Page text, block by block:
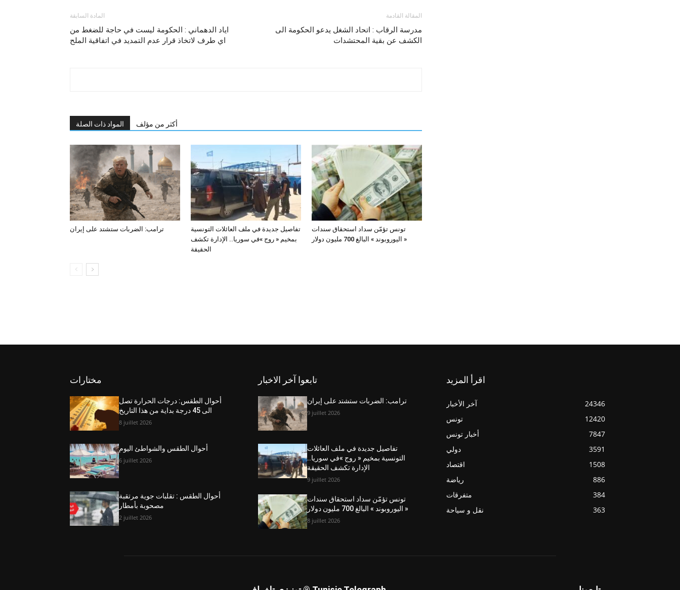
المادة السابقة
اياد الدهماني : الحكومة ليست في حاجة للضغط من
اي طرف لاتخاذ قرار عدم التمديد في اتفاقية الملح
المقالة القادمة
مدرسة الرقاب : اتحاد الشغل يدعو الحكومة الى
الكشف عن بقية المحتشدات
المواد ذات الصلة أكثر من مؤلف
ترامب: الضربات ستشتد على إيران
تفاصيل جديدة في ملف العائلات التونسية
بمخيم « روج »في سوريا.. الإدارة تكشف
الحقيقة
تونس تؤمّن سداد استحقاق سندات
« اليوروبوند » البالغ 700 مليون دولار
مختارات
أحوال الطقس: درجات الحرارة تصل
الى 45 درجة بداية من هذا التاريخ
8 juillet 2026
أحوال الطقس والشواطئ اليوم
6 juillet 2026
أحوال الطقس : تقلبات جوية مرتقبة
مصحوبة بأمطار
2 juillet 2026
تابعوا آخر الاخبار
ترامب: الضربات ستشتد على إيران
9 juillet 2026
تفاصيل جديدة في ملف العائلات
التونسية بمخيم « روج »في سوريا..
الإدارة تكشف الحقيقة
9 juillet 2026
تونس تؤمّن سداد استحقاق سندات
« اليوروبوند » البالغ 700 مليون دولار
8 juillet 2026
اقرأ المزيد
آخر الأخبار
24346
تونس
12420
أخبار تونس
7847
دولي
3591
اقتصاد
1508
رياضة
886
متفرقات
384
نقل و سياحة
363